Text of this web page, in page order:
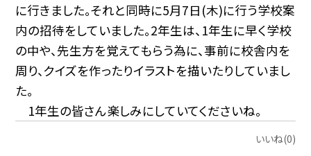
に行きました。それと同時に5月7日(木)に行う学校案
内の招待をしていました。2年生は、1年生に早く学校
の中や、先生方を覚えてもらう為に、事前に校舎内を
周り、クイズを作ったりイラストを描いたりしていまし
た。
1年生の皆さん楽しみにしていてくださいね。
いいね(0)